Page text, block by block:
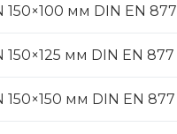
150×100 мм DIN EN 877
150×125 мм DIN EN 877
150×150 мм DIN EN 877